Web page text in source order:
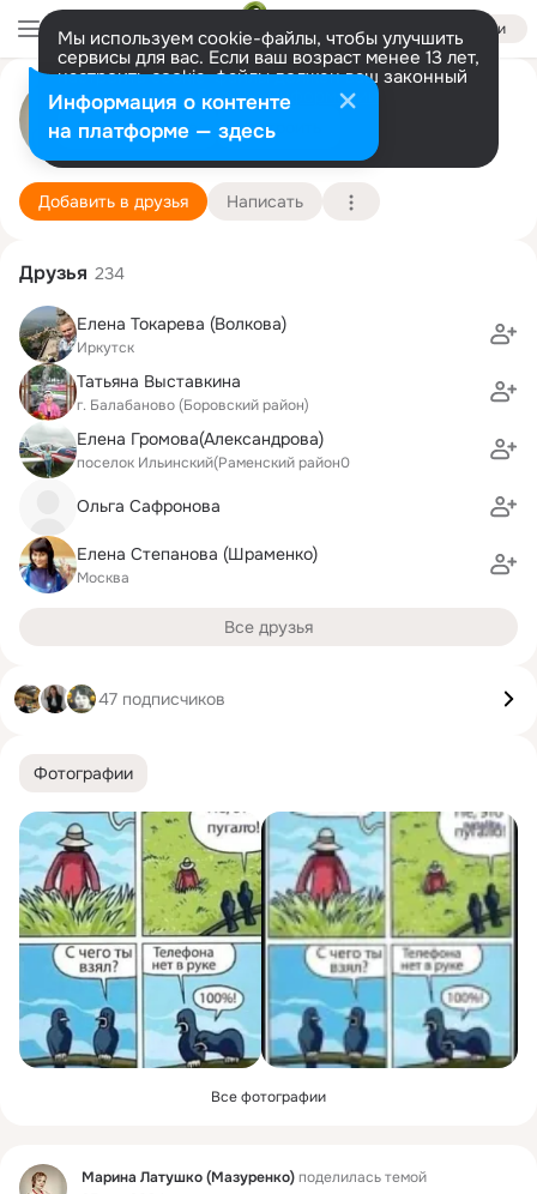
Войти
Мы используем cookie-файлы, чтобы улучшить
сервисы для вас. Если ваш возраст менее 13 лет,
настроить cookie-файлы должен ваш законный
представитель. Больше информации
Разрешить все Настроить
Марина Латушко (Мазуренко)
Иркутск 1 января Подробнее
Добавить в друзья Написать
Фотографии
Все фотографии
Фид Марина Латушко (Мазуренко)поделилась темой
Друзья 234
Елена Токарева (Волкова)
Иркутск
Татьяна Выставкина
г. Балабаново (Боровский район)
Елена Громова(Александрова)
поселок Ильинский(Раменский район0
Ольга Сафронова
Елена Степанова (Шраменко)
Москва
Все друзья
47 подписчиков
Информация о контенте
на платформе — здесь